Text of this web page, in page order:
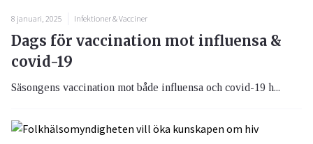
8 januari, 2025 Infektioner & Vacciner
Dags för vaccination mot influensa &
covid-19
Säsongens vaccination mot både influensa och covid-19 h...